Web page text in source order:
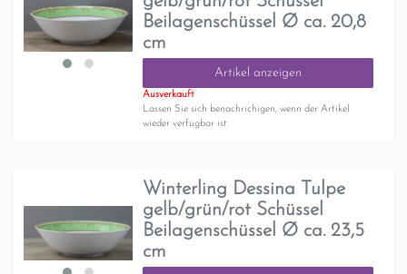
Beilagenschüssel Ø ca. 20,8
cm
Artikel anzeigen
Ausverkauft
Lassen Sie sich benachrichigen, wenn der Artikel
wieder verfügbar ist.
Winterling Dessina Tulpe
gelb/grün/rot Schüssel
Beilagenschüssel Ø ca. 23,5
cm